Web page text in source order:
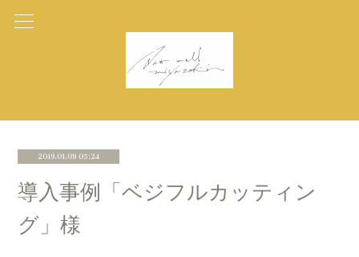
2019.01.09 05:24
導入事例「ベジフルカッティン
グ」様